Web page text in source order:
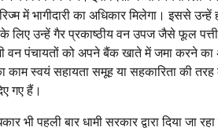
में भागीदारी का अधिकार मिलेगा। इससे
लिए उन्हें गैर प्रकाष्ठीय वन उपज जैसे फूल
वन पंचायतों को अपने बैंक खाते में जमा करने का
काम स्वयं सहायता समूह या सहकारिता की
गए हैं।
पहली बार धामी सरकार द्वारा दिया जा